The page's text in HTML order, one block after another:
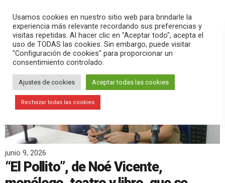
search menu pause PLAY
junio 9, 2026
“El Pollito”, de Noé Vicente,
Usamos cookies en nuestro sitio web para brindarle la
experiencia más relevante recordando sus preferencias y
visitas repetidas. Al hacer clic en "Aceptar todo", acepta el
uso de TODAS las cookies. Sin embargo, puede visitar
"Configuración de cookies" para proporcionar un
consentimiento controlado.
Ajustes de cookies Aceptar todas las cookies
Rechazar todas las cookies